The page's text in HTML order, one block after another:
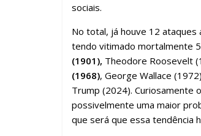
sociais.
No total, já houve 12
tendo vitimado mortalmente
(1901), Theodore Roosevelt
(1968), George Wallace
Trump (2024). Curiosamente
possivelmente uma maior
que será que essa tendência